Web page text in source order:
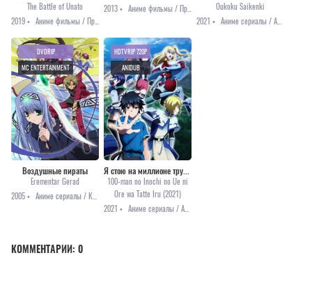
The Battle of Unato
2019 •
2013 •
Oukoku Saikenki
2021 •
Воздушные пираты
Erementar Gerad
2005 •
Аниме сериалы / Комедия / Романтика / Сёнэн / Фэнтези
DVDRIP
MC ENTERTAINMENT
Я стою на миллионе трупов [ТВ-2]
100-man no Inochi no Ue ni
Ore wa Tatte Iru (2021)
2021 •
Аниме сериалы / Аниме 2021 / Приключения / Фэнтези
HDTVRIP 720P
ANIDUB
КОММЕНТАРИИ: 0